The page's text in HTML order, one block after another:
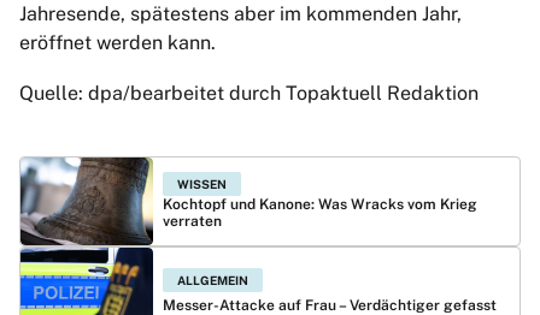
Jahresende, spätestens aber im kommenden Jahr,
eröffnet werden kann.
Quelle: dpa/bearbeitet durch Topaktuell Redaktion
WISSEN
Kochtopf und Kanone: Was Wracks vom Krieg
verraten
ALLGEMEIN
Messer-Attacke auf Frau – Verdächtiger gefasst